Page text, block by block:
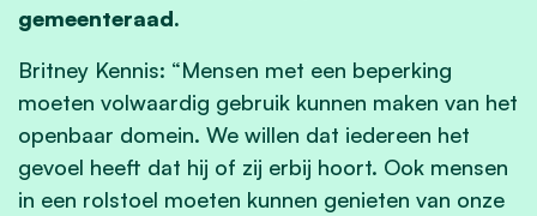
gemeenteraad.
Britney Kennis: “Mensen met een beperking
moeten volwaardig gebruik kunnen maken van het
openbaar domein. We willen dat iedereen het
gevoel heeft dat hij of zij erbij hoort. Ook mensen
in een rolstoel moeten kunnen genieten van onze